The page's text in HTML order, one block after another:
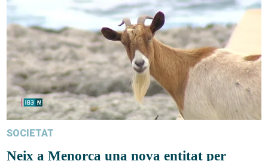
SOCIETAT
Neix a Menorca una nova entitat per